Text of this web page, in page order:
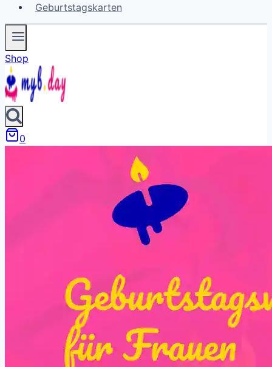
Geburtstagskarten
Shop
0